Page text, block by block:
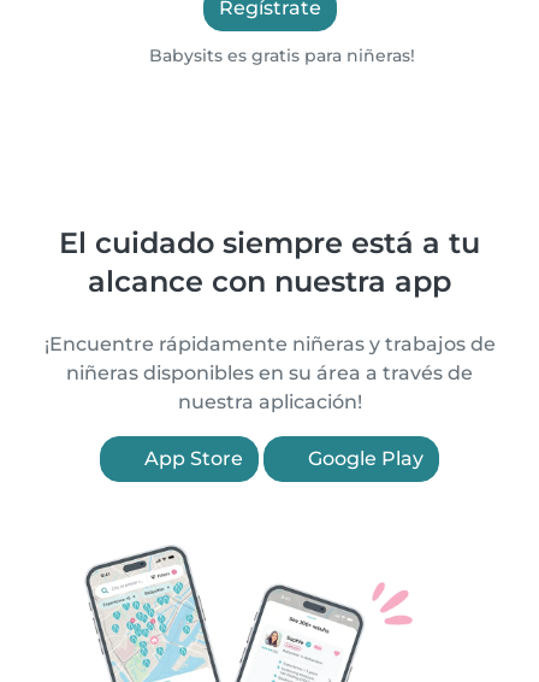
Regístrate
Babysits es gratis para niñeras!
El cuidado siempre está a tu
alcance con nuestra app
¡Encuentre rápidamente niñeras y trabajos de
niñeras disponibles en su área a través de
nuestra aplicación!
App Store Google Play